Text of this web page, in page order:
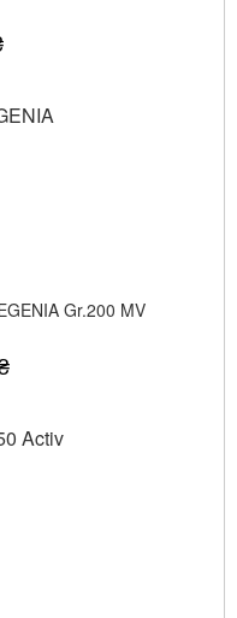
Gr.200 MV